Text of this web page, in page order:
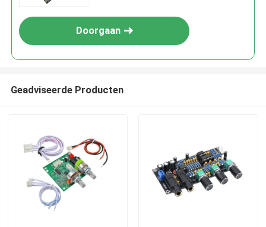
Doorgaan
Geadviseerde Producten